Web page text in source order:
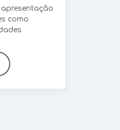
apresentação
como